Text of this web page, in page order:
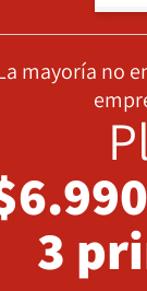
mayoría no
3